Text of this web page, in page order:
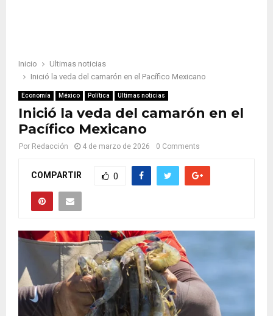
Inicio
Ultimas noticias
Inició la veda del camarón en el Pacífico Mexicano
Economía México Política Ultimas noticias
Inició la veda del camarón en el
Pacífico Mexicano
Por Redacción 4 de marzo de 2026 0 Comments
COMPARTIR 0